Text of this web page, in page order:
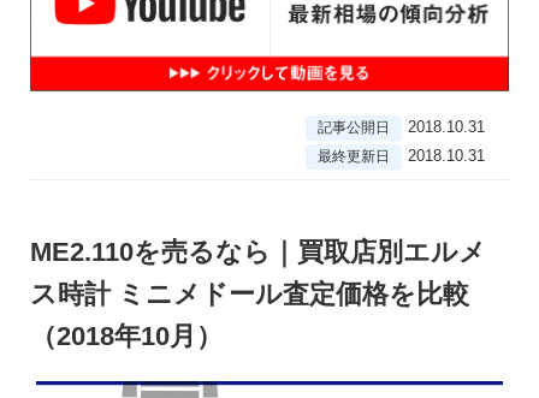
記事公開日 2018.10.31
最終更新日 2018.10.31
ME2.110を売るなら｜買取店別エルメ
ス時計 ミニメドール査定価格を比較
（2018年10月）